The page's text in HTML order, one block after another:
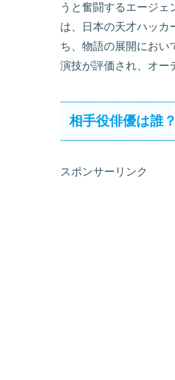
うと奮闘するエージ
は、日本の天才ハッカ
ち、物語の展開におい
演技が評価され、オー
相手役俳優は誰
スポンサーリンク